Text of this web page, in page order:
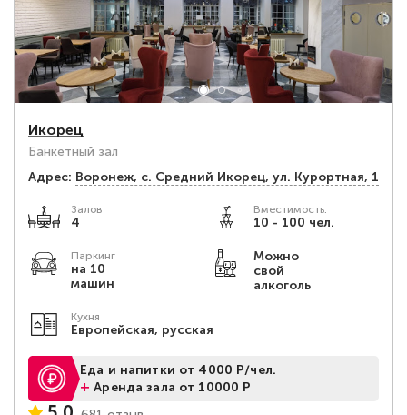
Икорец
Банкетный зал
Адрес: Воронеж, c. Средний Икорец, ул. Курортная, 1
Залов
4
Вместимость:
10 - 100 чел.
Паркинг
на 10
машин
Можно
свой
алкоголь
Кухня
Европейская, русская
Еда и напитки от 4000 Р/чел.
+Аренда зала от 10000 Р